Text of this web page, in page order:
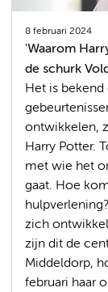
8 februari 2024
'Waarom
de schurk
Het is bekend
ontwikkelen,
Harry Potter.
met wie het
gaat. Hoe
zich
zijn dit de
Middeldorp,
februari haar